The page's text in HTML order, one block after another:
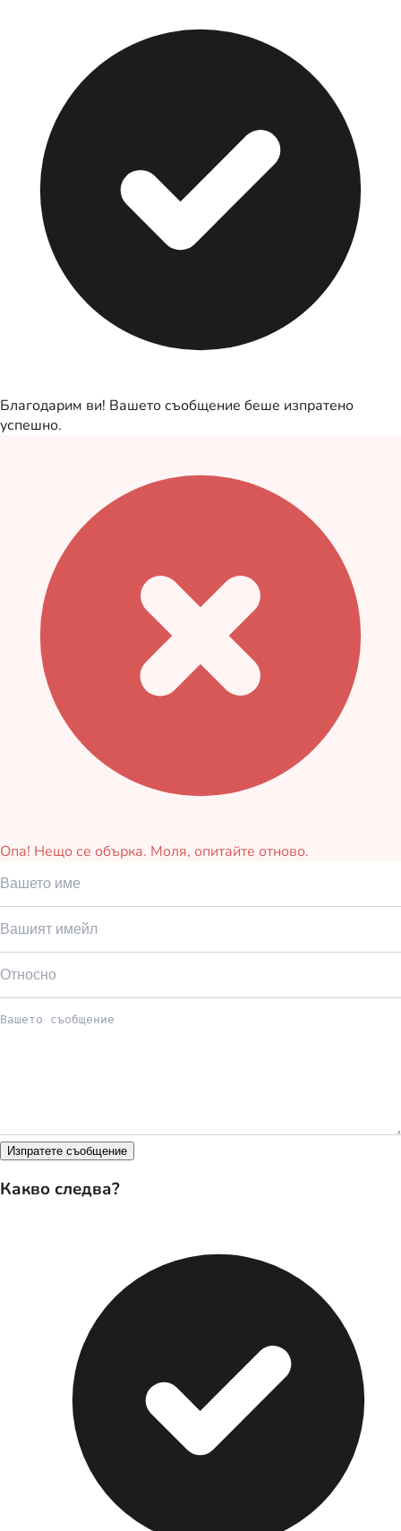
Благодарим ви! Вашето съобщение беше изпратено
успешно.
Опа! Нещо се обърка. Моля, опитайте отново.
Изпратете съобщение
Какво следва?